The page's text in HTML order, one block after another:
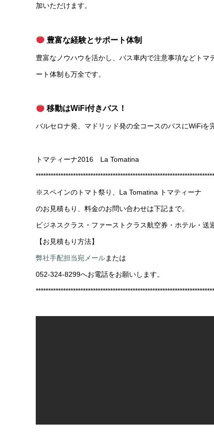
加いただけます。
豊富な経験とサポート体制
豊富なノウハウを活かし、バス車内で注意事項などト
ート体制も万全です。
移動はWiFi付きバス！
バルセロナ発、マドリッド発の全コースのバスにWiFiを
トマティーナ2016 La Tomatina
※スペインのトマト祭り、La Tomatina トマティーナ
のお見積もり、料金のお問い合わせは下記まで。
ビジネスクラス・ファーストクラス航空券・ホテル・送
【お見積もり方法】
弊社手配担当宛メールまたは
052-324-8299へお電話をお願いします。